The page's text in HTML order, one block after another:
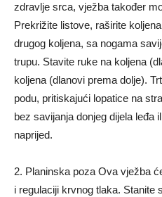
zdravlje srca, vježba također
Prekrižite listove, raširite
drugog koljena, sa nogama
trupu. Stavite ruke na koljena
koljena (dlanovi prema dolje).
podu, pritiskajući lopatice na
bez savijanja donjeg dijela leđa
naprijed.
2. Planinska poza Ova vježba
i regulaciji krvnog tlaka. Stanite